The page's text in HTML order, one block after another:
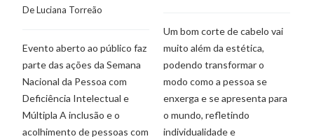
De Luciana Torreão
Evento aberto ao público faz
parte das ações da Semana
Nacional da Pessoa com
Deficiência Intelectual e
Múltipla A inclusão e o
acolhimento de pessoas com
Um bom corte de cabelo vai
muito além da estética,
podendo transformar o
modo como a pessoa se
enxerga e se apresenta para
o mundo, refletindo
individualidade e